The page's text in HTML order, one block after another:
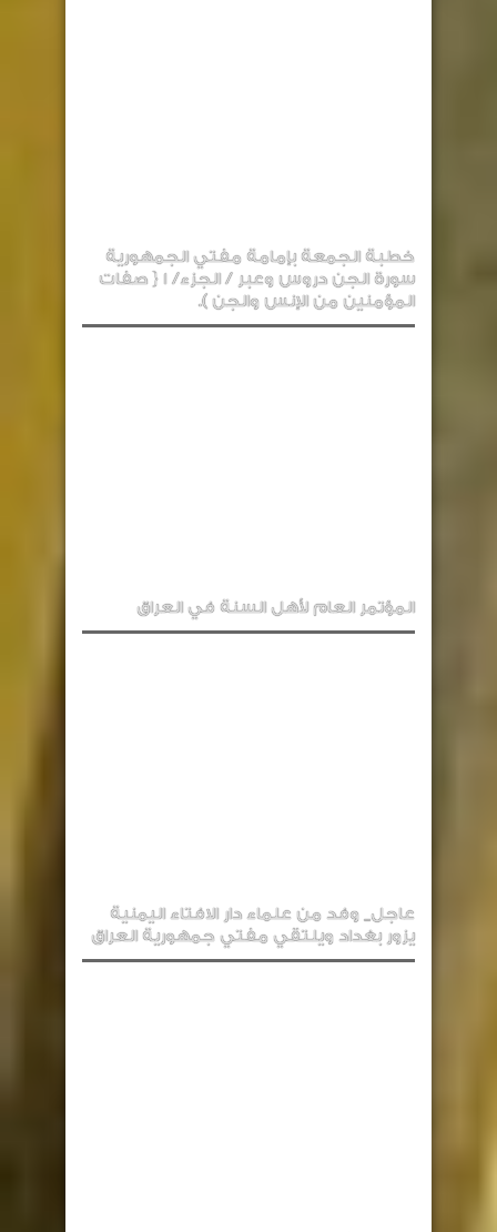
خطبة الجمعة بإمامة مفتي الجمهورية
سورة الجن دروس وعبر / الجزء/ 1 { صفات
المؤمنين من الإنس والجن ).
المؤتمر العام لأهل السنة في العراق
عاجل_ وفد من علماء دار الافتاء اليمنية
يزور بغداد ويلتقي مفتي جمهورية العراق